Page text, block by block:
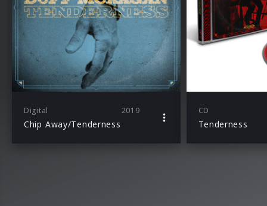
Digital 2019
Chip Away/Tenderness
CD
Tenderness